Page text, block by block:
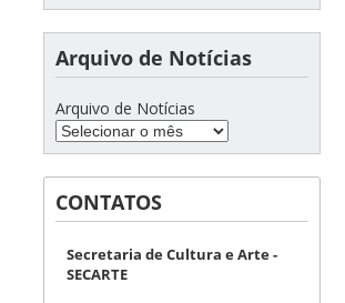
Arquivo de Notícias
Arquivo de Notícias
CONTATOS
Secretaria de Cultura e Arte -
SECARTE